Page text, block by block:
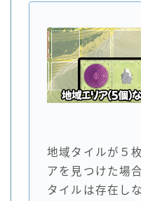
地域タイルが５
アを見つけた場
タイルは存在し